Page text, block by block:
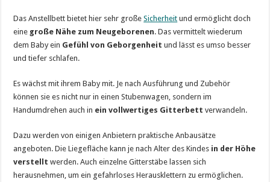
Das Anstellbett bietet hier sehr großeSicherheit und ermöglicht doch
eine große Nähe zum Neugeborenen. Das vermittelt wiederum
dem Baby ein Gefühl von Geborgenheit und lässt es umso besser
und tiefer schlafen.
Es wächst mit ihrem Baby mit. Je nach Ausführung und Zubehör
können sie es nicht nur in einen Stubenwagen, sondern im
Handumdrehen auch in ein vollwertiges Gitterbett verwandeln.
Dazu werden von einigen Anbietern praktische Anbausätze
angeboten. Die Liegefläche kann je nach Alter des Kindes in der Höhe
verstellt werden. Auch einzelne Gitterstäbe lassen sich
herausnehmen, um ein gefahrloses Herausklettern zu ermöglichen.